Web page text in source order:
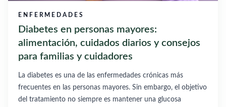
ENFERMEDADES
Diabetes en personas mayores:
alimentación, cuidados diarios y consejos
para familias y cuidadores
La diabetes es una de las enfermedades crónicas más
frecuentes en las personas mayores. Sin embargo, el objetivo
del tratamiento no siempre es mantener una glucosa